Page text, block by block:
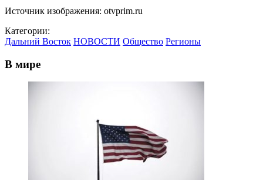
Источник изображения: otvprim.ru
Категории:
Дальний Восток НОВОСТИ Общество Регионы
В мире